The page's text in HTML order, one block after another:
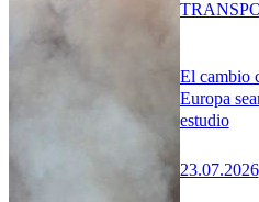
El cambio
Europa
estudio
23.07.2026